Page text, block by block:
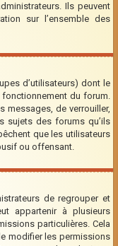
Ils peuvent
sur l’ensemble des
d’utilisateurs) dont le
du forum.
messages, de verrouiller,
sujets des forums qu’ils
que les utilisateurs
ou offensant.
de regrouper et
appartenir à plusieurs
particulières. Cela
modifier les permissions